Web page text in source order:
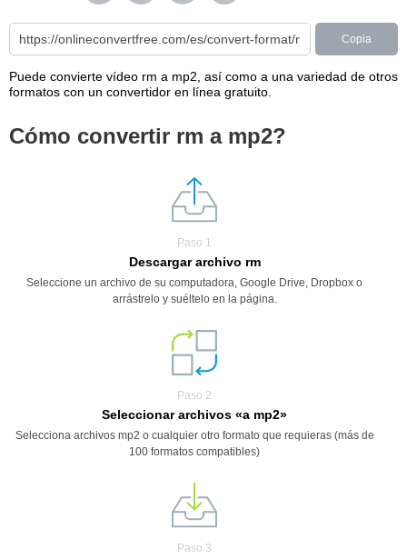
Copia
Puede convierte vídeo rm a mp2, así como a una variedad de otros
formatos con un convertidor en línea gratuito.
Cómo convertir rm a mp2?
Paso 1
Descargar archivo rm
Seleccione un archivo de su computadora, Google Drive, Dropbox o
arrástrelo y suéltelo en la página.
Paso 2
Seleccionar archivos «a mp2»
Selecciona archivos mp2 o cualquier otro formato que requieras (más de
100 formatos compatibles)
Paso 3